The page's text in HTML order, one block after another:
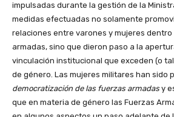
impulsadas durante la gestión de la
medidas efectuadas no solamente
relaciones entre varones y mujeres dentro
armadas, sino que dieron paso a la
vinculación institucional que exceden (o
de género. Las mujeres militares han sido
democratización de las fuerzas armadas y
que en materia de género las Fuerzas